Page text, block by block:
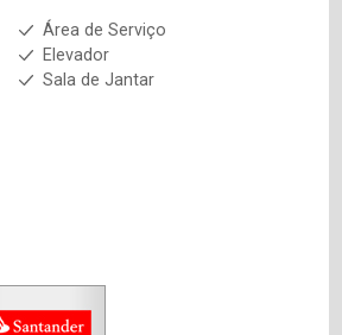
Área de Serviço
Elevador
Sala de Jantar